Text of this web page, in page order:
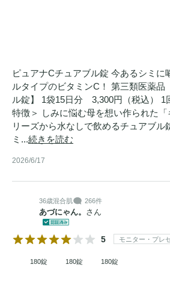
ピュアナCチュアブル錠 今あるシミに
ルタイプのビタミンC！ 第三類医薬品
ル錠】 1袋15日分 3,300円（税込） 1
特徴＞ しみに悩む母を想い作られた
リーズから水なしで飲めるチュアブル
ミ...続きを読む
2026/6/17
36歳混合肌 266件
あづにゃん。 さん
5 モニター・プレ
180錠 180錠 180錠